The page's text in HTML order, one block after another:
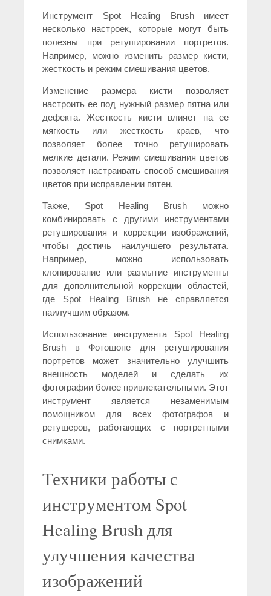
Инструмент Spot Healing Brush имеет
несколько настроек, которые могут быть
полезны при ретушировании портретов.
Например, можно изменить размер кисти,
жесткость и режим смешивания цветов.
Изменение размера кисти позволяет
настроить ее под нужный размер пятна или
дефекта. Жесткость кисти влияет на ее
мягкость или жесткость краев, что
позволяет более точно ретушировать
мелкие детали. Режим смешивания цветов
позволяет настраивать способ смешивания
цветов при исправлении пятен.
Также, Spot Healing Brush можно
комбинировать с другими инструментами
ретуширования и коррекции изображений,
чтобы достичь наилучшего результата.
Например, можно использовать
клонирование или размытие инструменты
для дополнительной коррекции областей,
где Spot Healing Brush не справляется
наилучшим образом.
Использование инструмента Spot Healing
Brush в Фотошопе для ретуширования
портретов может значительно улучшить
внешность моделей и сделать их
фотографии более привлекательными. Этот
инструмент является незаменимым
помощником для всех фотографов и
ретушеров, работающих с портретными
снимками.
Техники работы с
инструментом Spot
Healing Brush для
улучшения качества
изображений